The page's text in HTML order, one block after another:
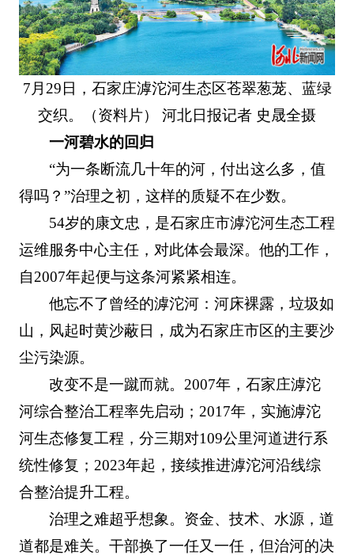
7月29日，石家庄滹沱河生态区苍翠葱茏、蓝绿
交织。（资料片） 河北日报记者 史晟全摄
一河碧水的回归
“为一条断流几十年的河，付出这么多，值
得吗？”治理之初，这样的质疑不在少数。
54岁的康文忠，是石家庄市滹沱河生态工程
运维服务中心主任，对此体会最深。他的工作，
自2007年起便与这条河紧紧相连。
他忘不了曾经的滹沱河：河床裸露，垃圾如
山，风起时黄沙蔽日，成为石家庄市区的主要沙
尘污染源。
改变不是一蹴而就。2007年，石家庄滹沱
河综合整治工程率先启动；2017年，实施滹沱
河生态修复工程，分三期对109公里河道进行系
统性修复；2023年起，接续推进滹沱河沿线综
合整治提升工程。
治理之难超乎想象。资金、技术、水源，道
道都是难关。干部换了一任又一任，但治河的决